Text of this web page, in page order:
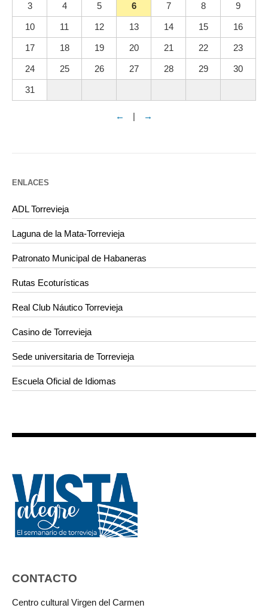
3 4 5 6 7 8 9
10 11 12 13 14 15 16
17 18 19 20 21 22 23
24 25 26 27 28 29 30
31
← | →
ENLACES
ADL Torrevieja
Laguna de la Mata-Torrevieja
Patronato Municipal de Habaneras
Rutas Ecoturísticas
Real Club Náutico Torrevieja
Casino de Torrevieja
Sede universitaria de Torrevieja
Escuela Oficial de Idiomas
CONTACTO
Centro cultural Virgen del Carmen